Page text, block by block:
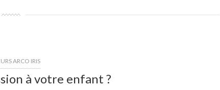
ARCO IRIS
à votre enfant ?